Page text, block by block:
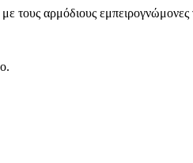
τους αρμόδιους